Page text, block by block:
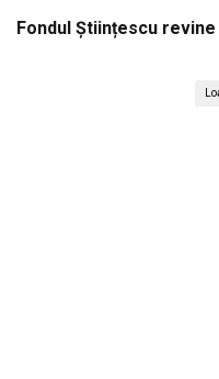
Fondul Științescu